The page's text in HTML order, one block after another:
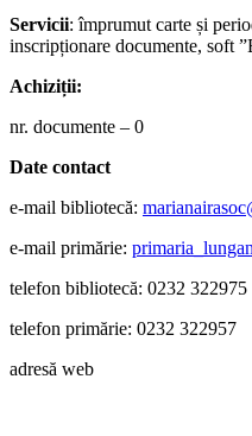
Servicii: împrumut carte și
inscripționare documente, soft
Achiziții:
nr. documente – 0
Date contact
e-mail bibliotecă:
e-mail primărie: primaria
telefon bibliotecă: 0232 322975
telefon primărie: 0232 322957
adresă web